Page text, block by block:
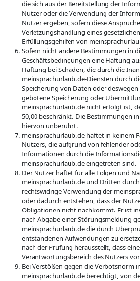
die sich aus der Bereitstellung der
Nutzer oder die Verwendung der
Nutzer ergeben, sofern diese
Verletzungshandlung eines
Erfüllungsgehilfen von
Sofern nicht andere Bestimmungen in
Geschäftsbedingungen eine Haftung
Haftung bei Schäden, die durch die
meinsprachurlaub.de-Diensten durch
Speicherung von Daten oder
gebotene Speicherung oder
meinsprachurlaub.de nicht erfolgt ist,
50,00 beschränkt. Die Bestimmungen
hiervon unberührt.
meinsprachurlaub.de haftet in keinem
Nutzers, die aufgrund von fehlender
Informationen durch die
meinsprachurlaub.de eingetreten sind.
Der Nutzer haftet für alle Folgen und
meinsprachurlaub.de und Dritten
rechtswidrige Verwendung der
oder dadurch entstehen, dass der
Obligationen nicht nachkommt. Er ist
nach Abgabe einer Störungsmeldung
meinsprachurlaub.de die durch
entstandenen Aufwendungen zu
nach der Prüfung herausstellt, dass
Verantwortungsbereich des Nutzers
Bei Verstößen gegen die Verbotsnorm
meinsprachurlaub.de berechtigt, von